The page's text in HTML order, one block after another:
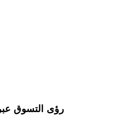
رؤى التسوق